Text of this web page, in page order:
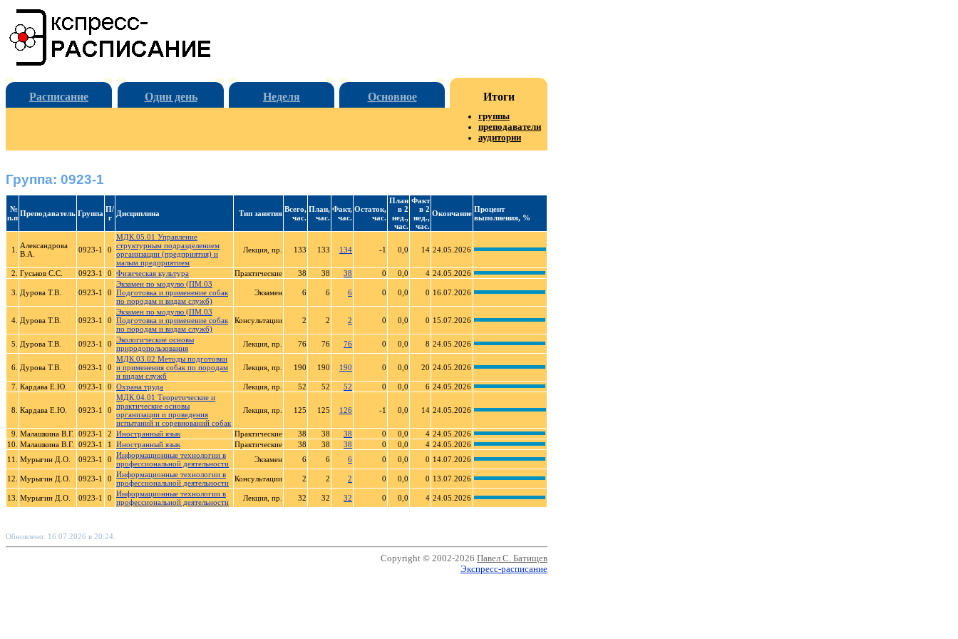
Расписание Один день Неделя Основное Итоги
группы
преподаватели
аудитории
Группа: 0923-1
№
п.п Преподаватель Группа П/
г
Дисциплина Тип занятия Всего,
час.
План,
час.
Факт,
час.
Остаток,
час.
План
в 2
нед.,
час.
Факт
в 2
нед.,
час.
Окончание Процент
выполнения, %
1.
Александрова
В.А.
0923-1 0
МДК.05.01 Управление
структурным подразделением
организации (предприятия) и
малым предприятием
Лекция, пр. 133 133 134 -1 0,0 14 24.05.2026
2. Гуськов С.С. 0923-1 0 Физическая культура Практические 38 38 38 0 0,0 4 24.05.2026
3. Дурова Т.В. 0923-1 0
Экзамен по модулю (ПМ.03
Подготовка и применение собак
по породам и видам служб)
Экзамен 6 6 6 0 0,0 0 16.07.2026
4. Дурова Т.В. 0923-1 0
Экзамен по модулю (ПМ.03
Подготовка и применение собак
по породам и видам служб)
Консультации 2 2 2 0 0,0 0 15.07.2026
5. Дурова Т.В. 0923-1 0 Экологические основы
природопользования
Лекция, пр. 76 76 76 0 0,0 8 24.05.2026
6. Дурова Т.В. 0923-1 0
МДК.03.02 Методы подготовки
и применения собак по породам
и видам служб
Лекция, пр. 190 190 190 0 0,0 20 24.05.2026
7. Кардава Е.Ю. 0923-1 0 Охрана труда Лекция, пр. 52 52 52 0 0,0 6 24.05.2026
8. Кардава Е.Ю. 0923-1 0
МДК.04.01 Теоретические и
практические основы
организации и проведения
испытаний и соревнований собак
Лекция, пр. 125 125 126 -1 0,0 14 24.05.2026
9. Малашкина В.Г. 0923-1 2 Иностранный язык Практические 38 38 38 0 0,0 4 24.05.2026
10. Малашкина В.Г. 0923-1 1 Иностранный язык Практические 38 38 38 0 0,0 4 24.05.2026
11.
Мурыгин Д.О. 0923-1 0 Информационные технологии в
профессиональной деятельности
Экзамен 6 6 6 0 0,0 0 14.07.2026
12. Мурыгин Д.О. 0923-1 0 Информационные технологии в
профессиональной деятельности
Консультации 2 2 2 0 0,0 0 13.07.2026
13. Мурыгин Д.О. 0923-1 0 Информационные технологии в
профессиональной деятельности
Лекция, пр. 32 32 32 0 0,0 4 24.05.2026
Обновлено: 16.07.2026 в 20:24.
Copyright © 2002-2026 Павел С. Батищев
Экспресс-расписание